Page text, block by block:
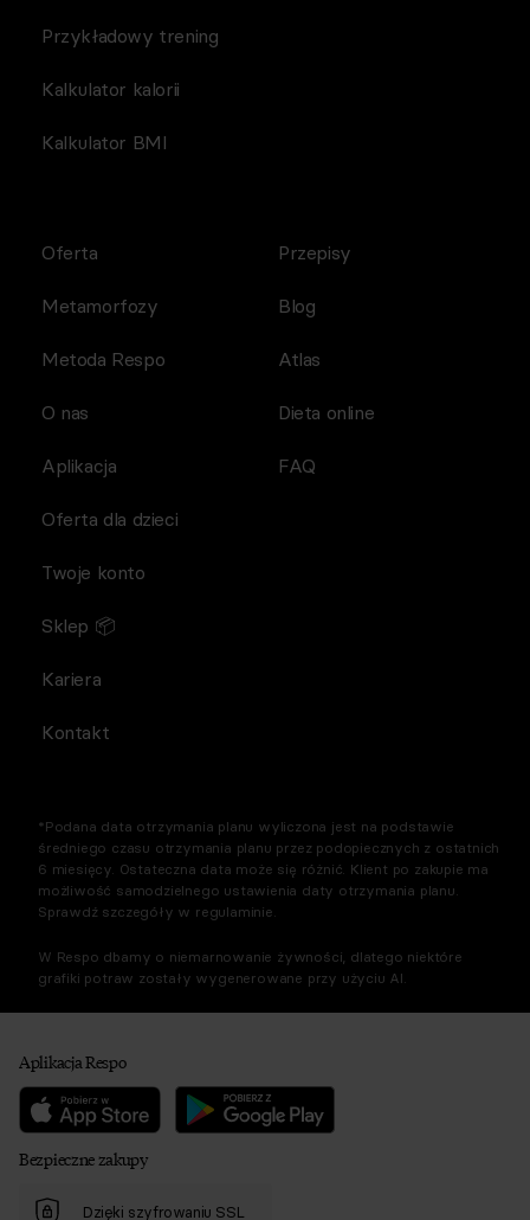
Przykładowy trening
Kalkulator kalorii
Kalkulator BMI
Oferta
Metamorfozy
Metoda Respo
O nas
Aplikacja
Przepisy
Blog
Atlas
Dieta online
FAQ
Oferta dla dzieci
Twoje konto
Sklep 📦
Kariera
Kontakt
*Podana data otrzymania planu wyliczona jest na podstawie
średniego czasu otrzymania planu przez podopiecznych z ostatnich
6 miesięcy. Ostateczna data może się różnić. Klient po zakupie ma
możliwość samodzielnego ustawienia daty otrzymania planu.
Sprawdź szczegóły w regulaminie.
W Respo dbamy o niemarnowanie żywności, dlatego niektóre
grafiki potraw zostały wygenerowane przy użyciu AI.
Aplikacja Respo
Bezpieczne zakupy
Dzięki szyfrowaniu SSL